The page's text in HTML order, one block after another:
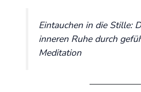
Eintauchen in die Stille:
inneren Ruhe durch
Meditation